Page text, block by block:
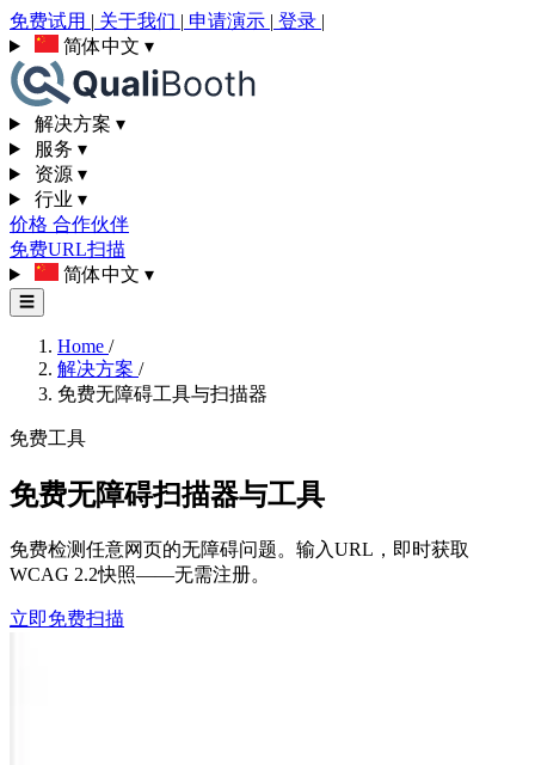
免费试用 | 关于我们 | 申请演示 | 登录 |
简体中文 ▾
解决方案 ▾
服务 ▾
资源 ▾
行业 ▾
价格 合作伙伴
免费URL扫描
简体中文 ▾
☰
Home /
解决方案 /
免费无障碍工具与扫描器
免费工具
免费无障碍扫描器与工具
免费检测任意网页的无障碍问题。输入URL，即时获取
WCAG 2.2快照——无需注册。
立即免费扫描